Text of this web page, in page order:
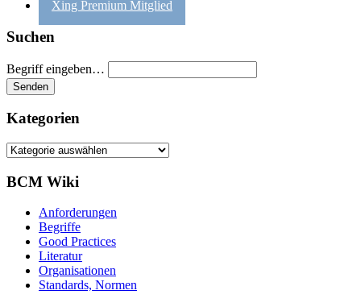
Xing Premium Mitglied
Suchen
Begriff eingeben…
Kategorien
Kategorien
BCM Wiki
Anforderungen
Begriffe
Good Practices
Literatur
Organisationen
Standards, Normen